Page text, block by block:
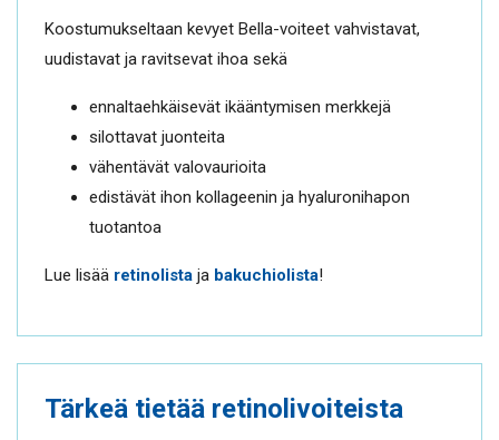
Koostumukseltaan kevyet Bella-voiteet vahvistavat,
uudistavat ja ravitsevat ihoa sekä
ennaltaehkäisevät ikääntymisen merkkejä
silottavat juonteita
vähentävät valovaurioita
edistävät ihon kollageenin ja hyaluronihapon
tuotantoa
Lue lisää retinolista ja bakuchiolista!
Tärkeä tietää retinolivoiteista